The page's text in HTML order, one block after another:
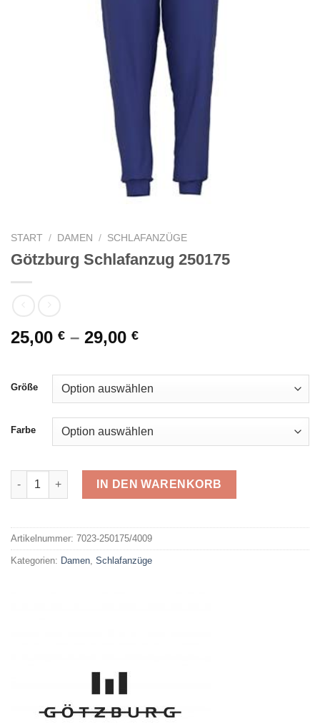
START / DAMEN / SCHLAFANZÜGE
Götzburg Schlafanzug 250175
25,00 € – 29,00 €
Größe
Farbe
Götzburg Schlafanzug 250175 Menge
IN DEN WARENKORB
Artikelnummer: 7023-250175/4009
Kategorien: Damen Schlafanzüge